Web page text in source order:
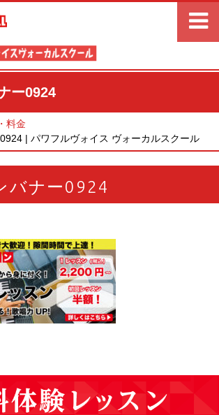
ー0924
料金
| パワフルヴォイス ヴォーカルスクール
バナー0924